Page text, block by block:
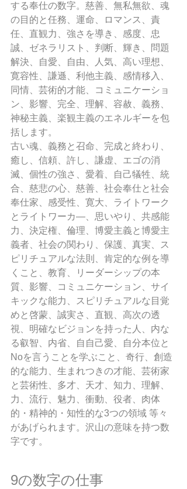
する奉仕の数字。慈善、無私無欲、魂
の目的と任務、運命、ロマンス、責
任、直観力、強さを導き、感度、忠
誠、ゼネラリスト、判断、輝き、問題
解決、自愛、自由、人気、高い理想、
寛容性、謙遜、利他主義、感情移入、
同情、芸術的才能、コミュニケーショ
ン、影響、完全、理解、容赦、義務、
神秘主義、楽観主義のエネルギーを包
括します。
古い魂、義務と召命、完成と終わり、
癒し、信頼、許し、謙虚、エゴの消
滅、個性の強さ、愛着、自己犠牲、統
合、慈悲の心、慈善、社会奉仕と社会
奉仕家、感受性、寛大、ライトワーク
とライトワーカ―、思いやり、共感能
力、決定権、倫理、博愛主義と博愛主
義者、社会の関わり、保護、真実、ス
ピリチュアルな法則、肯定的な例を導
くこと、教育、リーダーシップの本
質、影響、コミュニケーション、サイ
キックな能力、スピリチュアルな目覚
めと啓蒙、誠実さ、直観、高次の透
視、明確なビジョンを持った人、内な
る叡智、内省、自自己愛、自分本位と
Noを言うことを学ぶこと、奇行、創造
的な能力、生まれつきの才能、芸術家
と芸術性、多才、天才、知力、理解、
力、流行、魅力、衝動、役者、肉体
的・精神的・知性的な3つの領域 等々
があげられます。沢山の意味を持つ数
字です。
9の数字の仕事